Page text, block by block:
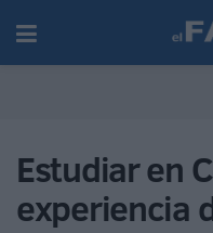
Estudiar en
experiencia